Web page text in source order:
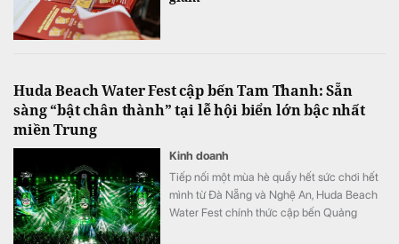
Huda Beach Water Fest cập bến Tam Thanh: Sẵn
sàng “bật chân thành” tại lễ hội biển lớn bậc nhất
miền Trung
Kinh doanh
Tiếp nối một mùa hè quẩy hết sức chơi hết
mình từ Đà Nẵng và Nghệ An, Huda Beach
Water Fest chính thức cập bến Quảng